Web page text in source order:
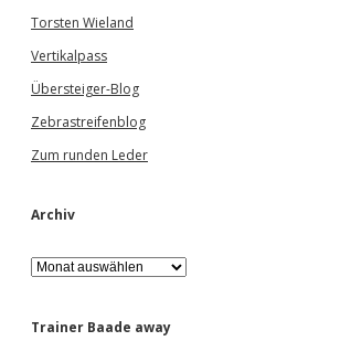
Torsten Wieland
Vertikalpass
Übersteiger-Blog
Zebrastreifenblog
Zum runden Leder
Archiv
A
r
h
Trainer Baade away